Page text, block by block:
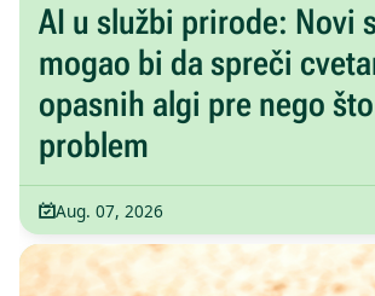
AI u službi prirode: Novi
mogao bi da spreči
opasnih algi pre nego
problem
Aug. 07, 2026